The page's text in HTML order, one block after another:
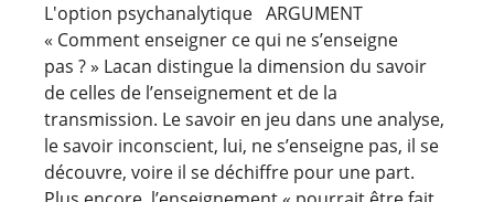
L'option psychanalytique ARGUMENT
« Comment enseigner ce qui ne s’enseigne
pas ? » Lacan distingue la dimension du savoir
de celles de l’enseignement et de la
transmission. Le savoir en jeu dans une analyse,
le savoir inconscient, lui, ne s’enseigne pas, il se
découvre, voire il se déchiffre pour une part.